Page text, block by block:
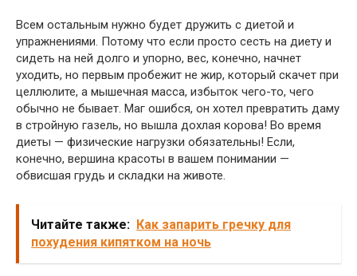
Всем остальным нужно будет дружить с диетой и
упражнениями. Потому что если просто сесть на диету и
сидеть на ней долго и упорно, вес, конечно, начнет
уходить, но первым пробежит не жир, который скачет при
целлюлите, а мышечная масса, избыток чего-то, чего
обычно не бывает. Маг ошибся, он хотел превратить даму
в стройную газель, но вышла дохлая корова! Во время
диеты — физические нагрузки обязательны! Если,
конечно, вершина красоты в вашем понимании —
обвисшая грудь и складки на животе.
Читайте также: Как запарить гречку для
похудения кипятком на ночь